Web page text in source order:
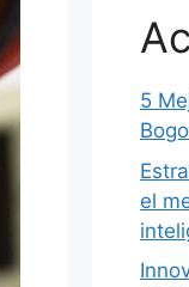
5
el